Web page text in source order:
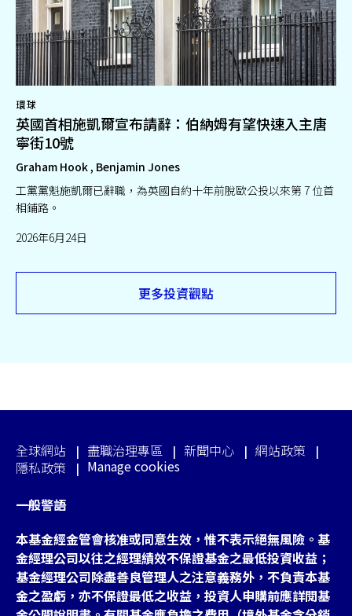
環球
英國首相施凱爾宣布請辭：伯納姆有望快速入主唐
寧街10號
Graham Hook , Benjamin Jones
工黨黨魁施凱爾已辭職，為英國自約十年前脫歐公投以來第 7 位首
相鋪路。
2026年6月24日
更多投資觀點
全球網站 盡職治理專區 新聞中心
網站政策
隱私政策
Manage cookies
一般警語
本基金經金管會核准或同意生效，惟不表示絕無風險。基
金經理公司以往之經理績效不保證基金之最低投資收益；
基金經理公司除盡善良管理人之注意義務外，不負責本基
金之盈虧，亦不保證最低之收益，投資人申購前應詳閱基